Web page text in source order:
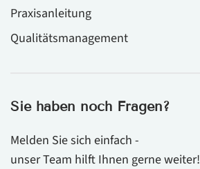
Praxisanleitung
Qualitätsmanagement
Sie haben noch Fragen?
Melden Sie sich einfach -
unser Team hilft Ihnen gerne weiter!